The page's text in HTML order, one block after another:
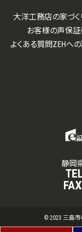
静岡
大洋工務店の家づく
お客様の声保証
よくある質問ZEHへ
© 2023 三島